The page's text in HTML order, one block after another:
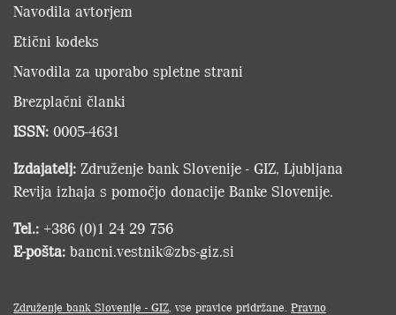
Navodila avtorjem
Etični kodeks
Navodila za uporabo spletne strani
Brezplačni članki
ISSN: 0005-4631
Izdajatelj: Združenje bank Slovenije - GIZ, Ljubljana
Revija izhaja s pomočjo donacije Banke Slovenije.
Tel.: +386 (0)1 24 29 756
E-pošta: bancni.vestnik@zbs-giz.si
Združenje bank Slovenije - GIZ , vse pravice pridržane. Pravno